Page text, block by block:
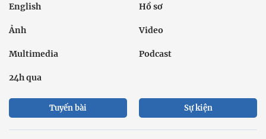
English Hồ sơ
Ảnh Video
Multimedia Podcast
24h qua
Tuyến bài Sự kiện